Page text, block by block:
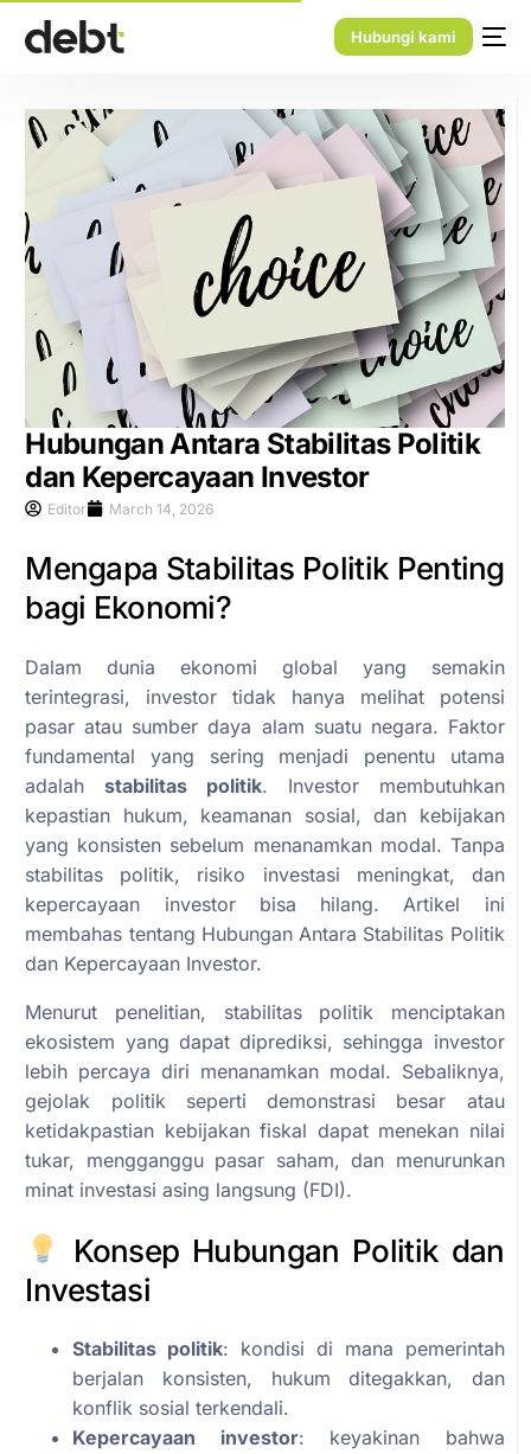
Hubungi kami
Hubungan Antara Stabilitas Politik
dan Kepercayaan Investor
Editor March 14, 2026
Mengapa Stabilitas Politik Penting
bagi Ekonomi?
Dalam dunia ekonomi global yang semakin
terintegrasi, investor tidak hanya melihat potensi
pasar atau sumber daya alam suatu negara. Faktor
fundamental yang sering menjadi penentu utama
adalahstabilitas politik. Investor membutuhkan
kepastian hukum, keamanan sosial, dan kebijakan
yang konsisten sebelum menanamkan modal. Tanpa
stabilitas politik, risiko investasi meningkat, dan
kepercayaan investor bisa hilang. Artikel ini
membahas tentang Hubungan Antara Stabilitas Politik
dan Kepercayaan Investor.
Menurut penelitian, stabilitas politik menciptakan
ekosistem yang dapat diprediksi, sehingga investor
lebih percaya diri menanamkan modal. Sebaliknya,
gejolak politik seperti demonstrasi besar atau
ketidakpastian kebijakan fiskal dapat menekan nilai
tukar, mengganggu pasar saham, dan menurunkan
minat investasi asing langsung (FDI).
Konsep Hubungan Politik dan
Investasi
Stabilitas politik: kondisi di mana pemerintah
berjalan konsisten, hukum ditegakkan, dan
konflik sosial terkendali.
Kepercayaan investor: keyakinan bahwa